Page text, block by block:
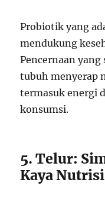
Probiotik yang
mendukung
Pencernaan
tubuh menyerap
termasuk energi
konsumsi.
5. Telur:
Kaya Nutrisi